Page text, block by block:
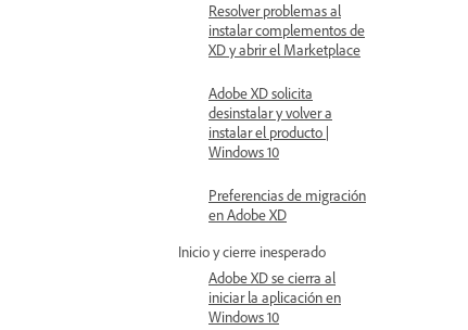
Resolver problemas al
instalar complementos de
XD y abrir el Marketplace
Adobe XD solicita
desinstalar y volver a
instalar el producto |
Windows 10
Preferencias de migración
en Adobe XD
Inicio y cierre inesperado
Adobe XD se cierra al
iniciar la aplicación en
Windows 10